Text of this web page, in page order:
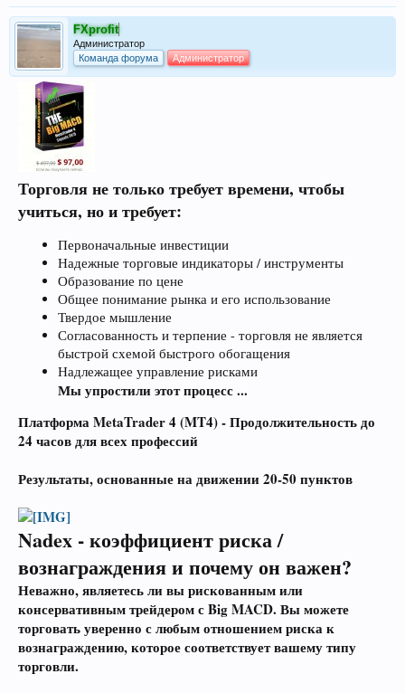
FXprofit
Администратор
Команда форума
Администратор
Торговля не только требует времени, чтобы
учиться, но и требует:
Первоначальные инвестиции
Надежные торговые индикаторы / инструменты
Образование по цене
Общее понимание рынка и его использование
Твердое мышление
Согласованность и терпение - торговля не является
быстрой схемой быстрого обогащения
Надлежащее управление рисками
Мы упростили этот процесс ...
Платформа MetaTrader 4 (MT4) - Продолжительность до
24 часов для всех профессий
Результаты, основанные на движении 20-50 пунктов
Nadex - коэффициент риска /
вознаграждения и почему он важен?
Неважно, являетесь ли вы рискованным или
консервативным трейдером с Big MACD. Вы можете
торговать уверенно с любым отношением риска к
вознаграждению, которое соответствует вашему типу
торговли.